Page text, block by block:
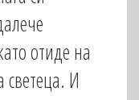
отиде на
светеца. И